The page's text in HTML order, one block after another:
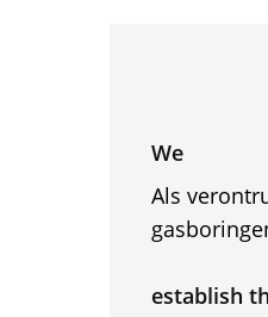
We
Als
establish